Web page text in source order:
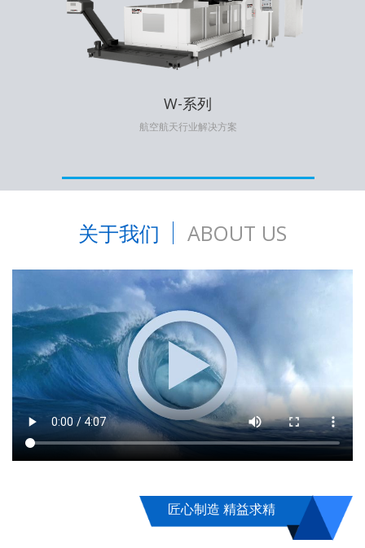
W-系列
航空航天行业解决方案
关于我们 ABOUT US
匠心制造 精益求精